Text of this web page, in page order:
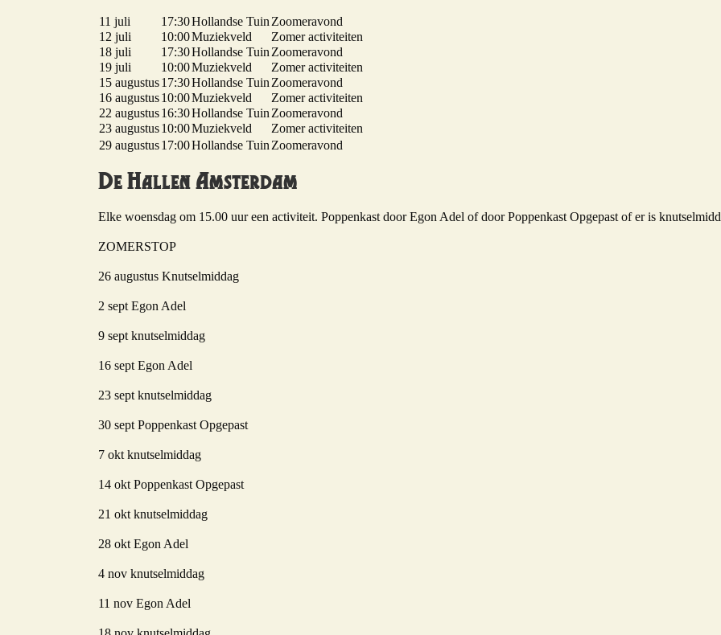
11 juli 17:30Hollandse TuinZoomeravond
12 juli
10:00Muziekveld
Zomer activiteiten
18 juli
17:30Hollandse TuinZoomeravond
19 juli
10:00Muziekveld
Zomer activiteiten
15 augustus17:30Hollandse TuinZoomeravond
16 augustus10:00Muziekveld
Zomer activiteiten
22 augustus16:30Hollandse TuinZoomeravond
23 augustus10:00Muziekveld
Zomer activiteiten
29 augustus17:00Hollandse TuinZoomeravond
De Hallen Amsterdam
Elke woensdag om 15.00 uur een activiteit. Poppenkast door Egon Adel of door Poppenkast Opgepast of er is
ZOMERSTOP
26 augustus Knutselmiddag
2 sept Egon Adel
9 sept knutselmiddag
16 sept Egon Adel
23 sept knutselmiddag
30 sept Poppenkast Opgepast
7 okt knutselmiddag
14 okt Poppenkast Opgepast
21 okt knutselmiddag
28 okt Egon Adel
4 nov knutselmiddag
11 nov Egon Adel